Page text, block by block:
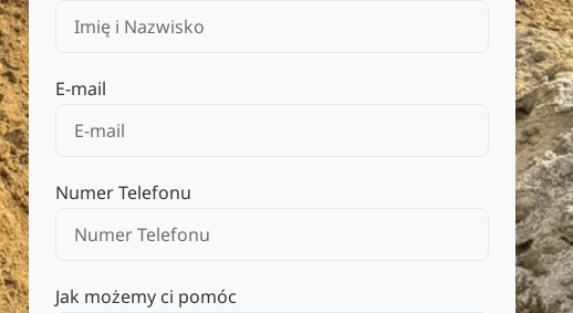
E-mail
Numer Telefonu
Jak możemy ci pomóc